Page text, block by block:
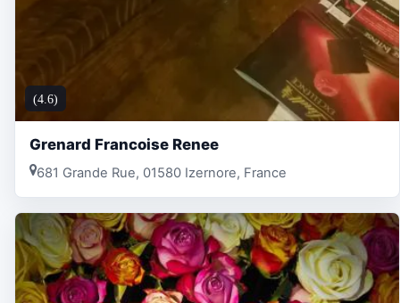
(4.6)
Grenard Francoise Renee
681 Grande Rue, 01580 Izernore, France